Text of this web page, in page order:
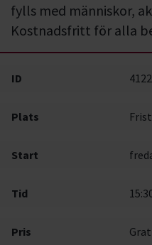
fylls med människor,
Kostnadsfritt för alla
ID
Plats
Start
Tid
Pris